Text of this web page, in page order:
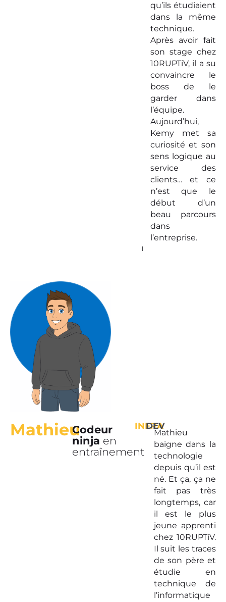
qu’ils étudiaient
dans la même
technique.
Après avoir fait
son stage chez
10RUPTiV, il a su
convaincre le
boss de le
garder dans
l’équipe.
Aujourd’hui,
Kemy met sa
curiosité et son
sens logique au
service des
clients… et ce
n’est que le
début d’un
beau parcours
dans
l’entreprise.
MathieuCodeur
ninja en
entraînement
INFRA
DEV
Mathieu
baigne dans la
technologie
depuis qu’il est
né. Et ça, ça ne
fait pas très
longtemps, car
il est le plus
jeune apprenti
chez 10RUPTiV.
Il suit les traces
de son père et
étudie en
technique de
l’informatique